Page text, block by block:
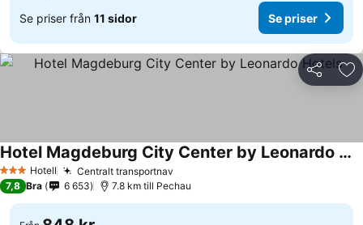
Se priser från 11 sidor Se priser
Dela
3 StjärnorHotell Centralt transportnav
Hotel Magdeburg City Center by Leonardo Hotels
Se priser
7,8 Bra 6 653 7.8 km till Pechau